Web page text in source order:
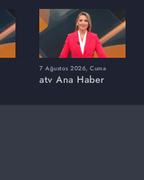
7 Ağustos 2026, Cuma
atv Ana Haber